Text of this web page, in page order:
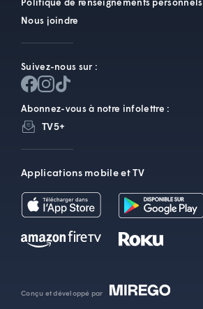
Nous joindre
Suivez-nous sur :
Abonnez-vous à notre infolettre :
TV5+
Applications mobile et TV
Conçu et développé par